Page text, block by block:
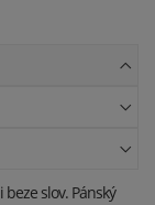
slov. Pánský